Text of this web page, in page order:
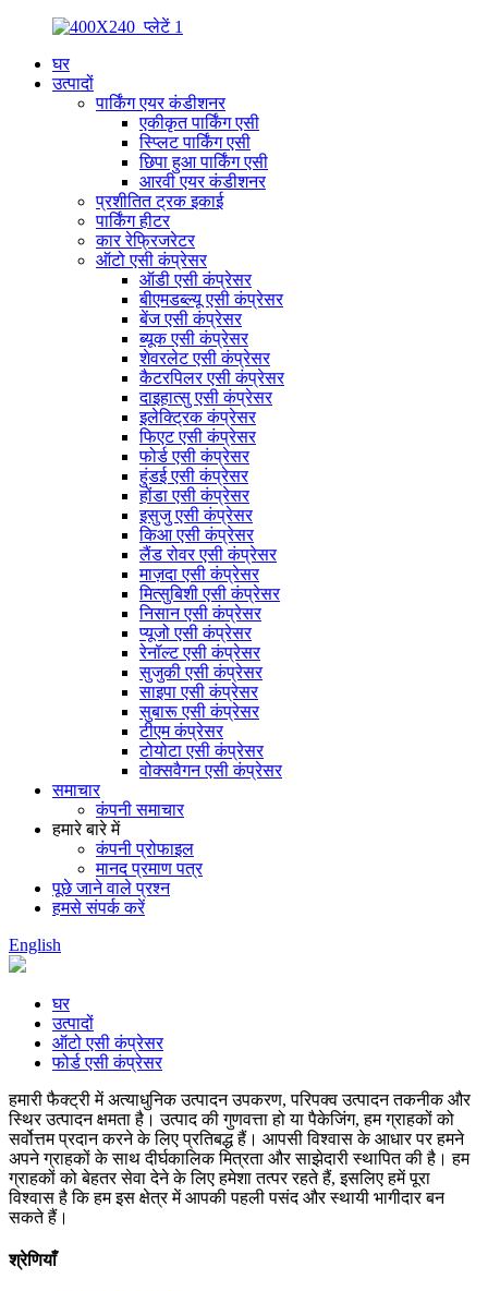
घर
उत्पादों
पार्किंग एयर कंडीशनर
एकीकृत पार्किंग एसी
स्प्लिट पार्किंग एसी
छिपा हुआ पार्किंग एसी
आरवी एयर कंडीशनर
प्रशीतित ट्रक इकाई
पार्किंग हीटर
कार रेफ्रिजरेटर
ऑटो एसी कंप्रेसर
ऑडी एसी कंप्रेसर
बीएमडब्ल्यू एसी कंप्रेसर
बेंज एसी कंप्रेसर
ब्यूक एसी कंप्रेसर
शेवरलेट एसी कंप्रेसर
कैटरपिलर एसी कंप्रेसर
दाइहात्सु एसी कंप्रेसर
इलेक्ट्रिक कंप्रेसर
फिएट एसी कंप्रेसर
फोर्ड एसी कंप्रेसर
हुंडई एसी कंप्रेसर
होंडा एसी कंप्रेसर
इसुजु एसी कंप्रेसर
किआ एसी कंप्रेसर
लैंड रोवर एसी कंप्रेसर
माज़दा एसी कंप्रेसर
मित्सुबिशी एसी कंप्रेसर
निसान एसी कंप्रेसर
प्यूजो एसी कंप्रेसर
रेनॉल्ट एसी कंप्रेसर
सुजुकी एसी कंप्रेसर
साइपा एसी कंप्रेसर
सुबारू एसी कंप्रेसर
टीएम कंप्रेसर
टोयोटा एसी कंप्रेसर
वोक्सवैगन एसी कंप्रेसर
समाचार
कंपनी समाचार
हमारे बारे में
कंपनी प्रोफाइल
मानद प्रमाण पत्र
पूछे जाने वाले प्रश्न
हमसे संपर्क करें
English
घर
उत्पादों
ऑटो एसी कंप्रेसर
फोर्ड एसी कंप्रेसर
हमारी फैक्ट्री में अत्याधुनिक उत्पादन उपकरण, परिपक्व उत्पादन तकनीक और
स्थिर उत्पादन क्षमता है। उत्पाद की गुणवत्ता हो या पैकेजिंग, हम ग्राहकों को
सर्वोत्तम प्रदान करने के लिए प्रतिबद्ध हैं। आपसी विश्वास के आधार पर हमने
अपने ग्राहकों के साथ दीर्घकालिक मित्रता और साझेदारी स्थापित की है। हम
ग्राहकों को बेहतर सेवा देने के लिए हमेशा तत्पर रहते हैं, इसलिए हमें पूरा
विश्वास है कि हम इस क्षेत्र में आपकी पहली पसंद और स्थायी भागीदार बन
सकते हैं।
श्रेणियाँ